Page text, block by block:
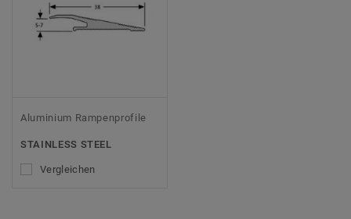
Aluminium Rampenprofile
STAINLESS STEEL
Vergleichen